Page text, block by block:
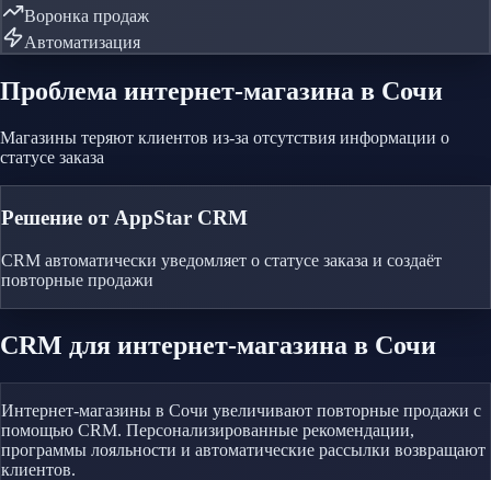
Воронка продаж
Автоматизация
Проблема интернет-магазина в Сочи
Магазины теряют клиентов из-за отсутствия информации о
статусе заказа
Решение от AppStar CRM
CRM автоматически уведомляет о статусе заказа и создаёт
повторные продажи
CRM для интернет-магазина в Сочи
Интернет-магазины в Сочи увеличивают повторные продажи с
помощью CRM. Персонализированные рекомендации,
программы лояльности и автоматические рассылки возвращают
клиентов.